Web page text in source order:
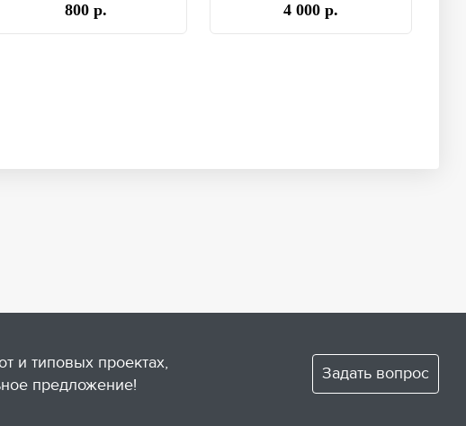
800 р. 4 000 р.
и типовых проектах,
предложение!
Задать вопрос